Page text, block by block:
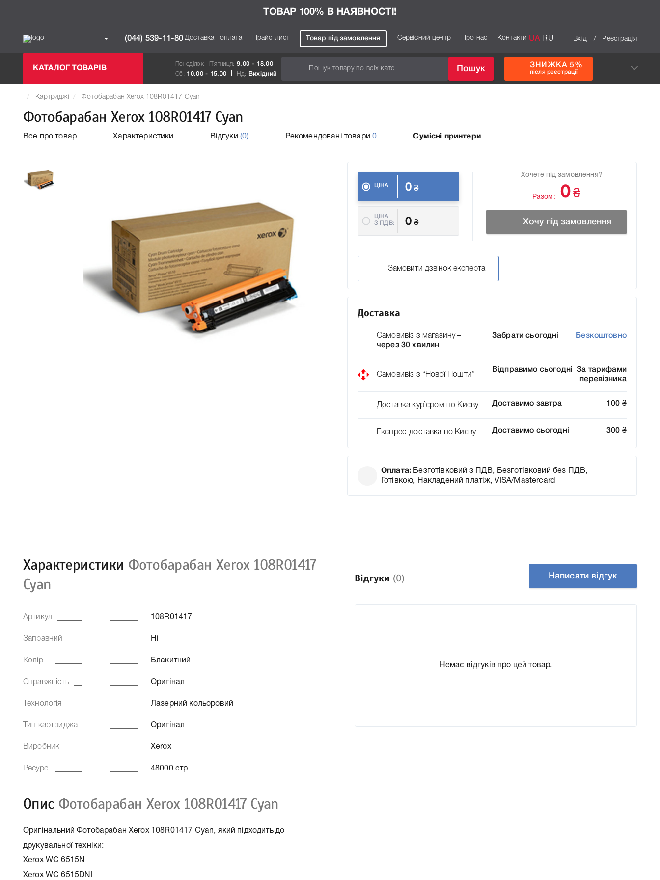
ТОВАР 100% В НАЯВНОСТІ!
(044) 539-11-80 Доставка | оплата Прайс-лист Товар під замовлення Сервісний центр Про нас Контакти UA RU Вхід / Реєстрація
КАТАЛОГ ТОВАРІВ
Понеділок - П`ятниця: 9.00 - 18.00
Сб: 10.00 - 15.00 Нд: Вихідний
Пошук ЗНИЖКА 5%
після реєстрації
Картриджі Фотобарабан Xerox 108R01417 Cyan
Фотобарабан Xerox 108R01417 Cyan
Все про товар Характеристики Відгуки (0) Рекомендовані товари 0 Сумісні принтери
ЦІНА 0 ₴
ЦІНА
З ПДВ:
0 ₴
Хочете під замовлення?
Разом: 0 ₴
Хочу під замовлення
Замовити дзвінок експерта
Доставка
Самовивіз з магазину –
через 30 хвилин
Забрати сьогодні Безкоштовно
Самовивіз з “Нової Пошти”
Відправимо сьогодні
За тарифами
перевізника
Доставка кур`єром по Києву Доставимо завтра 100 ₴
Експрес-доставка по Києву Доставимо сьогодні 300 ₴
Оплата: Безготівковий з ПДВ, Безготівковий без ПДВ,
Готівкою, Накладений платіж, VISA/Mastercard
Характеристики Фотобарабан Xerox 108R01417
Cyan
Артикул 108R01417
Заправний Ні
Колір Блакитний
Справжність Оригінал
Технологія Лазерний кольоровий
Тип картриджа Оригінал
Виробник Xerox
Ресурс 48000 стр.
Опис Фотобарабан Xerox 108R01417 Cyan
Оригінальний Фотобарабан Xerox 108R01417 Cyan, який підходить до
друкувальної техніки:
Xerox WC 6515N
Xerox WC 6515DNI
Відгуки (0) Написати відгук
Немає відгуків про цей товар.